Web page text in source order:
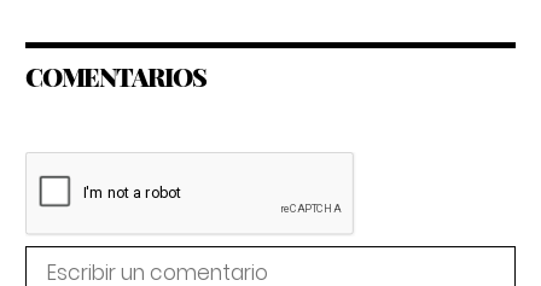
COMENTARIOS